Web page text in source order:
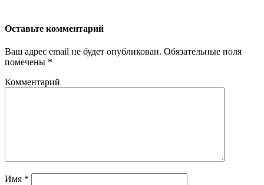
Оставьте комментарий
Ваш адрес email не будет опубликован. Обязательные поля
помечены *
Комментарий
Имя *